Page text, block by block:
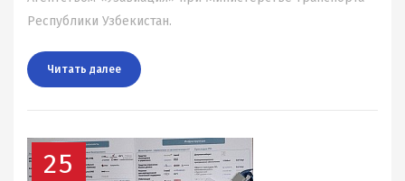
Республики Узбекистан.
Читать далee
25